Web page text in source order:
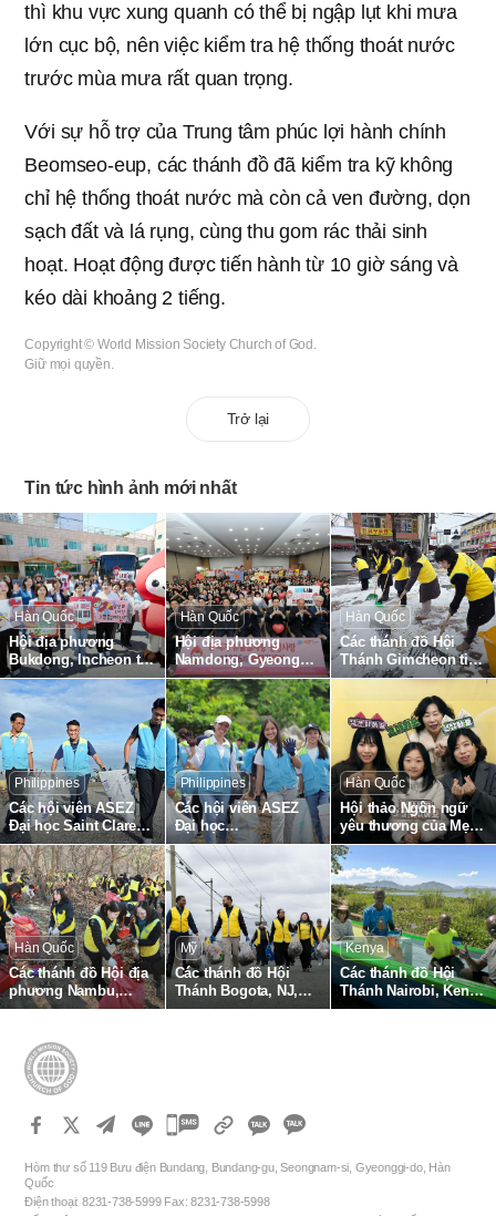
thì khu vực xung quanh có thể bị ngập lụt khi mưa
lớn cục bộ, nên việc kiểm tra hệ thống thoát nước
trước mùa mưa rất quan trọng.
Với sự hỗ trợ của Trung tâm phúc lợi hành chính
Beomseo-eup, các thánh đồ đã kiểm tra kỹ không
chỉ hệ thống thoát nước mà còn cả ven đường, dọn
sạch đất và lá rụng, cùng thu gom rác thải sinh
hoạt. Hoạt động được tiến hành từ 10 giờ sáng và
kéo dài khoảng 2 tiếng.
Copyright © World Mission Society Church of God.
Giữ mọi quyền.
Trở lại
Tin tức hình ảnh mới nhất
Hàn Quốc
Hội địa phương
Bukdong, Incheon tổ
chức Hiến máu
chuyển tiếp Tình yêu
Lễ Vượt Qua Yêu
thương Sự sống toàn
cầu lần thứ 1895
Hàn Quốc
Hội địa phương
Namdong, Gyeonggi,
tổ chức Hiến máu
chuyển tiếp Tình yêu
Lễ Vượt Qua Yêu
thương Sự sống toàn
cầu lần thứ 1836
Hàn Quốc
Các thánh đồ Hội
Thánh Gimcheon tiến
hành công tác dọn
tuyết toàn khu vực
đường Gimcheon,
phường Namsan
Philippines
Các hội viên ASEZ
Đại học Saint Clare
Caloocan,
Philippines thu gom
rác thải nhựa ở bãi
biển
Philippines
Các hội viên ASEZ
Đại học
Southeastern,
Philippines thu gom
rác thải nhựa tại bờ
biển Tabuk
Hàn Quốc
Hội thảo Ngôn ngữ
yêu thương của Mẹ
được tổ chức tại Hội
Thanh Gumi
Hàn Quốc
Các thánh đồ Hội địa
phương Nambu,
Gangnam hoạt động
làm sạch rừng tại
Công viên Sinh thái
Omi
Mỹ
Các thánh đồ Hội
Thánh Bogota, NJ,
Mỹ thu gom rác thải
Kenya
Các thánh đồ Hội
Thánh Nairobi, Kenya
hỗ trợ trang thiết bị
카
오
카
오
Hòm thư số 119 Bưu điện Bundang, Bundang-gu, Seongnam-si, Gyeonggi-do, Hàn
Quốc
Điện thoại: 8231-738-5999 Fax: 8231-738-5998